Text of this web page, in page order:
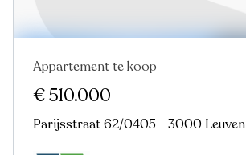
Nieuw
Appartement te koop
€ 510.000
Parijsstraat 62/0405 - 3000 Leuven